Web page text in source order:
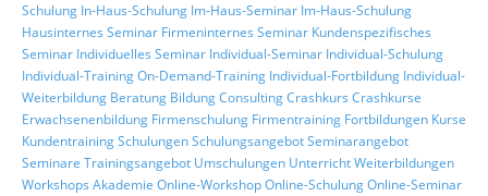
Schulung In-Haus-Schulung Im-Haus-Seminar Im-Haus-Schulung
Hausinternes Seminar Firmeninternes Seminar Kundenspezifisches
Seminar Individuelles Seminar Individual-Seminar Individual-Schulung
Individual-TrainingOn-Demand-Training Individual-Fortbildung Individual-
Weiterbildung Beratung BildungConsultingCrashkurs Crashkurse
Erwachsenenbildung Firmenschulung Firmentraining Fortbildungen Kurse
KundentrainingSchulungenSchulungsangebotSeminarangebot
Seminare Trainingsangebot Umschulungen UnterrichtWeiterbildungen
Workshops Akademie Online-WorkshopOnline-SchulungOnline-Seminar